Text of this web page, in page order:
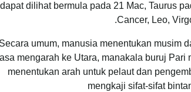
dapat dilihat bermula pada 21 Mac, Taurus
Cancer, Leo,
umum, manusia menentukan musim
mengarah ke Utara, manakala buruj
menentukan arah untuk pelaut dan
mengkaji sifat-sifat